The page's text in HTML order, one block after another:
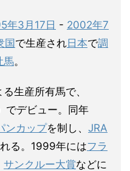
年3月17日 - 2002年7
国で生産され日本で調
馬。
る生産所有馬で、
でデビュー。同年
ンカップを制し、 JRA
る。1999年にはフラ
サンクルー大賞などに